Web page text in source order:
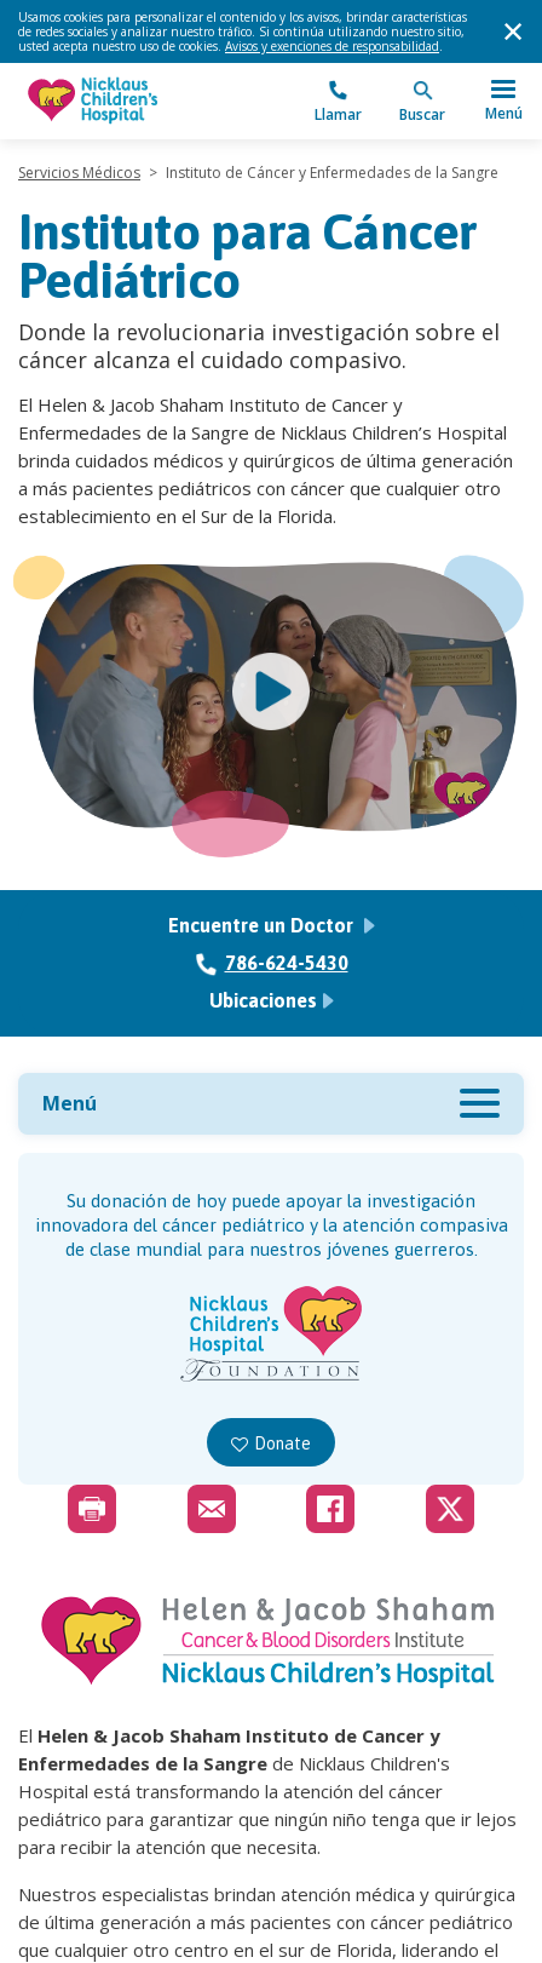
Usamos cookies para personalizar el contenido y los avisos, brindar características
de redes sociales y analizar nuestro tráfico. Si continúa utilizando nuestro sitio,
usted acepta nuestro uso de cookies. Avisos y exenciones de responsabilidad.
Llamar Buscar Menú
Servicios Médicos > Instituto de Cáncer y Enfermedades de la Sangre
Instituto para Cáncer
Pediátrico
Donde la revolucionaria investigación sobre el
cáncer alcanza el cuidado compasivo.
El Helen & Jacob Shaham Instituto de Cancer y
Enfermedades de la Sangre de Nicklaus Children’s Hospital
brinda cuidados médicos y quirúrgicos de última generación
a más pacientes pediátricos con cáncer que cualquier otro
establecimiento en el Sur de la Florida.
Encuentre un Doctor
786-624-5430
Ubicaciones
Menú
Su donación de hoy puede apoyar la investigación
innovadora del cáncer pediátrico y la atención compasiva
de clase mundial para nuestros jóvenes guerreros.
Donate
El Helen & Jacob Shaham Instituto de Cancer y
Enfermedades de la Sangre de Nicklaus Children's
Hospital está transformando la atención del cáncer
pediátrico para garantizar que ningún niño tenga que ir lejos
para recibir la atención que necesita.
Nuestros especialistas brindan atención médica y quirúrgica
de última generación a más pacientes con cáncer pediátrico
que cualquier otro centro en el sur de Florida, liderando el